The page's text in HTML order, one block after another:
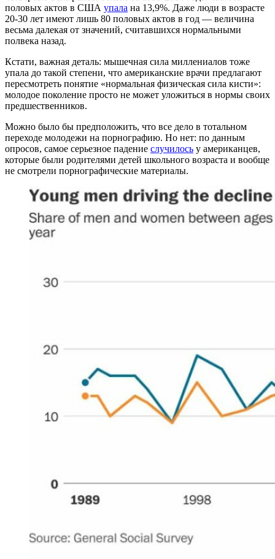
половых актов в США упала на 13,9%. Даже люди в возрасте
20-30 лет имеют лишь 80 половых актов в год — величина
весьма далекая от значений, считавшихся нормальными
полвека назад.
Кстати, важная деталь: мышечная сила миллениалов тоже
упала до такой степени, что американские врачи предлагают
пересмотреть понятие «нормальная физическая сила кисти»:
молодое поколение просто не может уложиться в нормы своих
предшественников.
Можно было бы предположить, что все дело в тотальном
переходе молодежи на порнографию. Но нет: по данным
опросов, самое серьезное падение случилось у американцев,
которые были родителями детей школьного возраста и вообще
не смотрели порнографические материалы.